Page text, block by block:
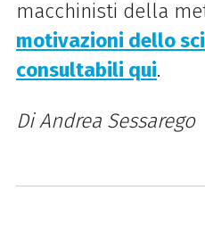
macchinisti della
motivazioni dello
consultabili qui.
Di Andrea Sessarego